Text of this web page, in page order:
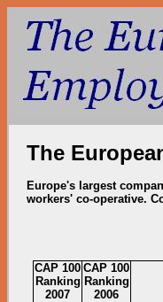
The
Europe's largest
workers' co-operative.
CAP 100 CAP 100
Ranking Ranking
2007
2006